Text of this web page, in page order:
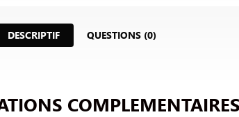
DESCRIPTIF QUESTIONS (0)
COMPLEMENTAIRES